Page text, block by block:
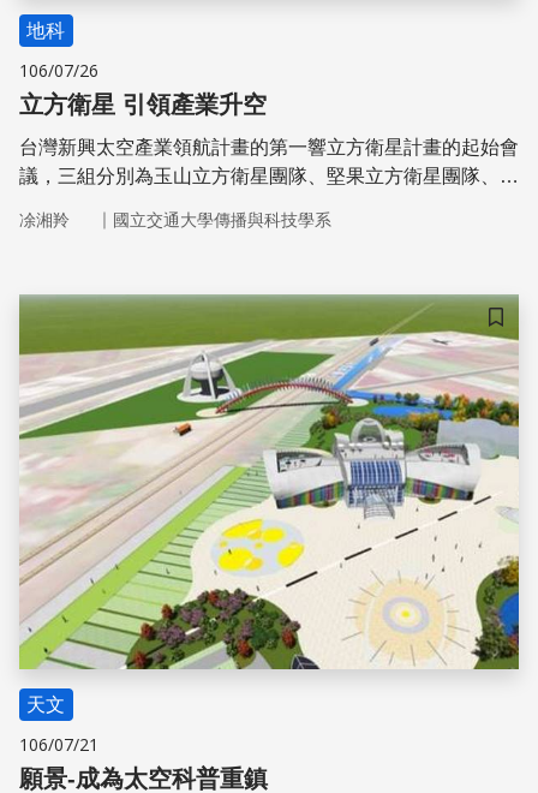
地科
106/07/26
立方衛星 引領產業升空
台灣新興太空產業領航計畫的第一響立方衛星計畫的起始會
議，三組分別為玉山立方衛星團隊、堅果立方衛星團隊、
國家太空中心所提供的產業、學術、研究交流與合作的平
升空的契機
凃湘羚 ｜ 國立交通大學傳播與科技學系
儲存
天文
106/07/21
願景-成為太空科普重鎮